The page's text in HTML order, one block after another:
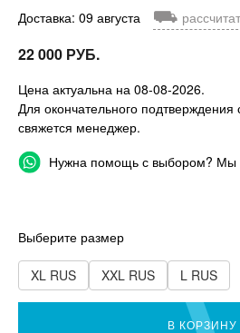
Доставка: 09 августа ⛟
22 000 РУБ.
Цена актуальна на 08-08-2026.
Для окончательного подтверждения
свяжется менеджер.
Нужна помощь с выбором? Мы
Выберите размер
XL RUS XXL RUS L RUS
В КОРЗИНУ